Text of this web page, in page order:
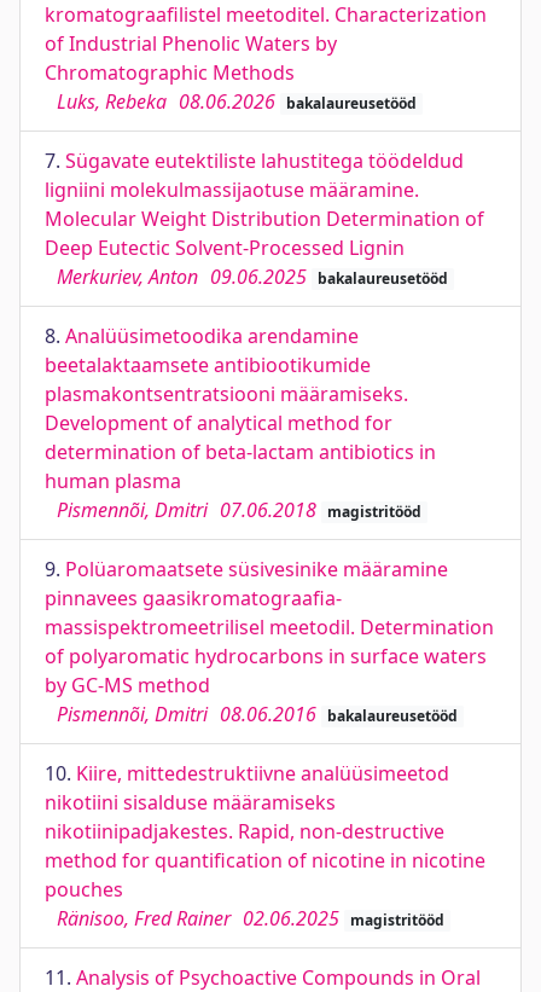
kromatograafilistel meetoditel. Characterization
of Industrial Phenolic Waters by
Chromatographic Methods
Luks, Rebeka 08.06.2026 bakalaureusetööd
7. Sügavate eutektiliste lahustitega töödeldud
ligniini molekulmassijaotuse määramine.
Molecular Weight Distribution Determination of
Deep Eutectic Solvent-Processed Lignin
Merkuriev, Anton 09.06.2025 bakalaureusetööd
8. Analüüsimetoodika arendamine
beetalaktaamsete antibiootikumide
plasmakontsentratsiooni määramiseks.
Development of analytical method for
determination of beta-lactam antibiotics in
human plasma
Pismennõi, Dmitri 07.06.2018 magistritööd
9. Polüaromaatsete süsivesinike määramine
pinnavees gaasikromatograafia-
massispektromeetrilisel meetodil. Determination
of polyaromatic hydrocarbons in surface waters
by GC-MS method
Pismennõi, Dmitri 08.06.2016 bakalaureusetööd
10. Kiire, mittedestruktiivne analüüsimeetod
nikotiini sisalduse määramiseks
nikotiinipadjakestes. Rapid, non-destructive
method for quantification of nicotine in nicotine
pouches
Ränisoo, Fred Rainer 02.06.2025 magistritööd
11. Analysis of Psychoactive Compounds in Oral